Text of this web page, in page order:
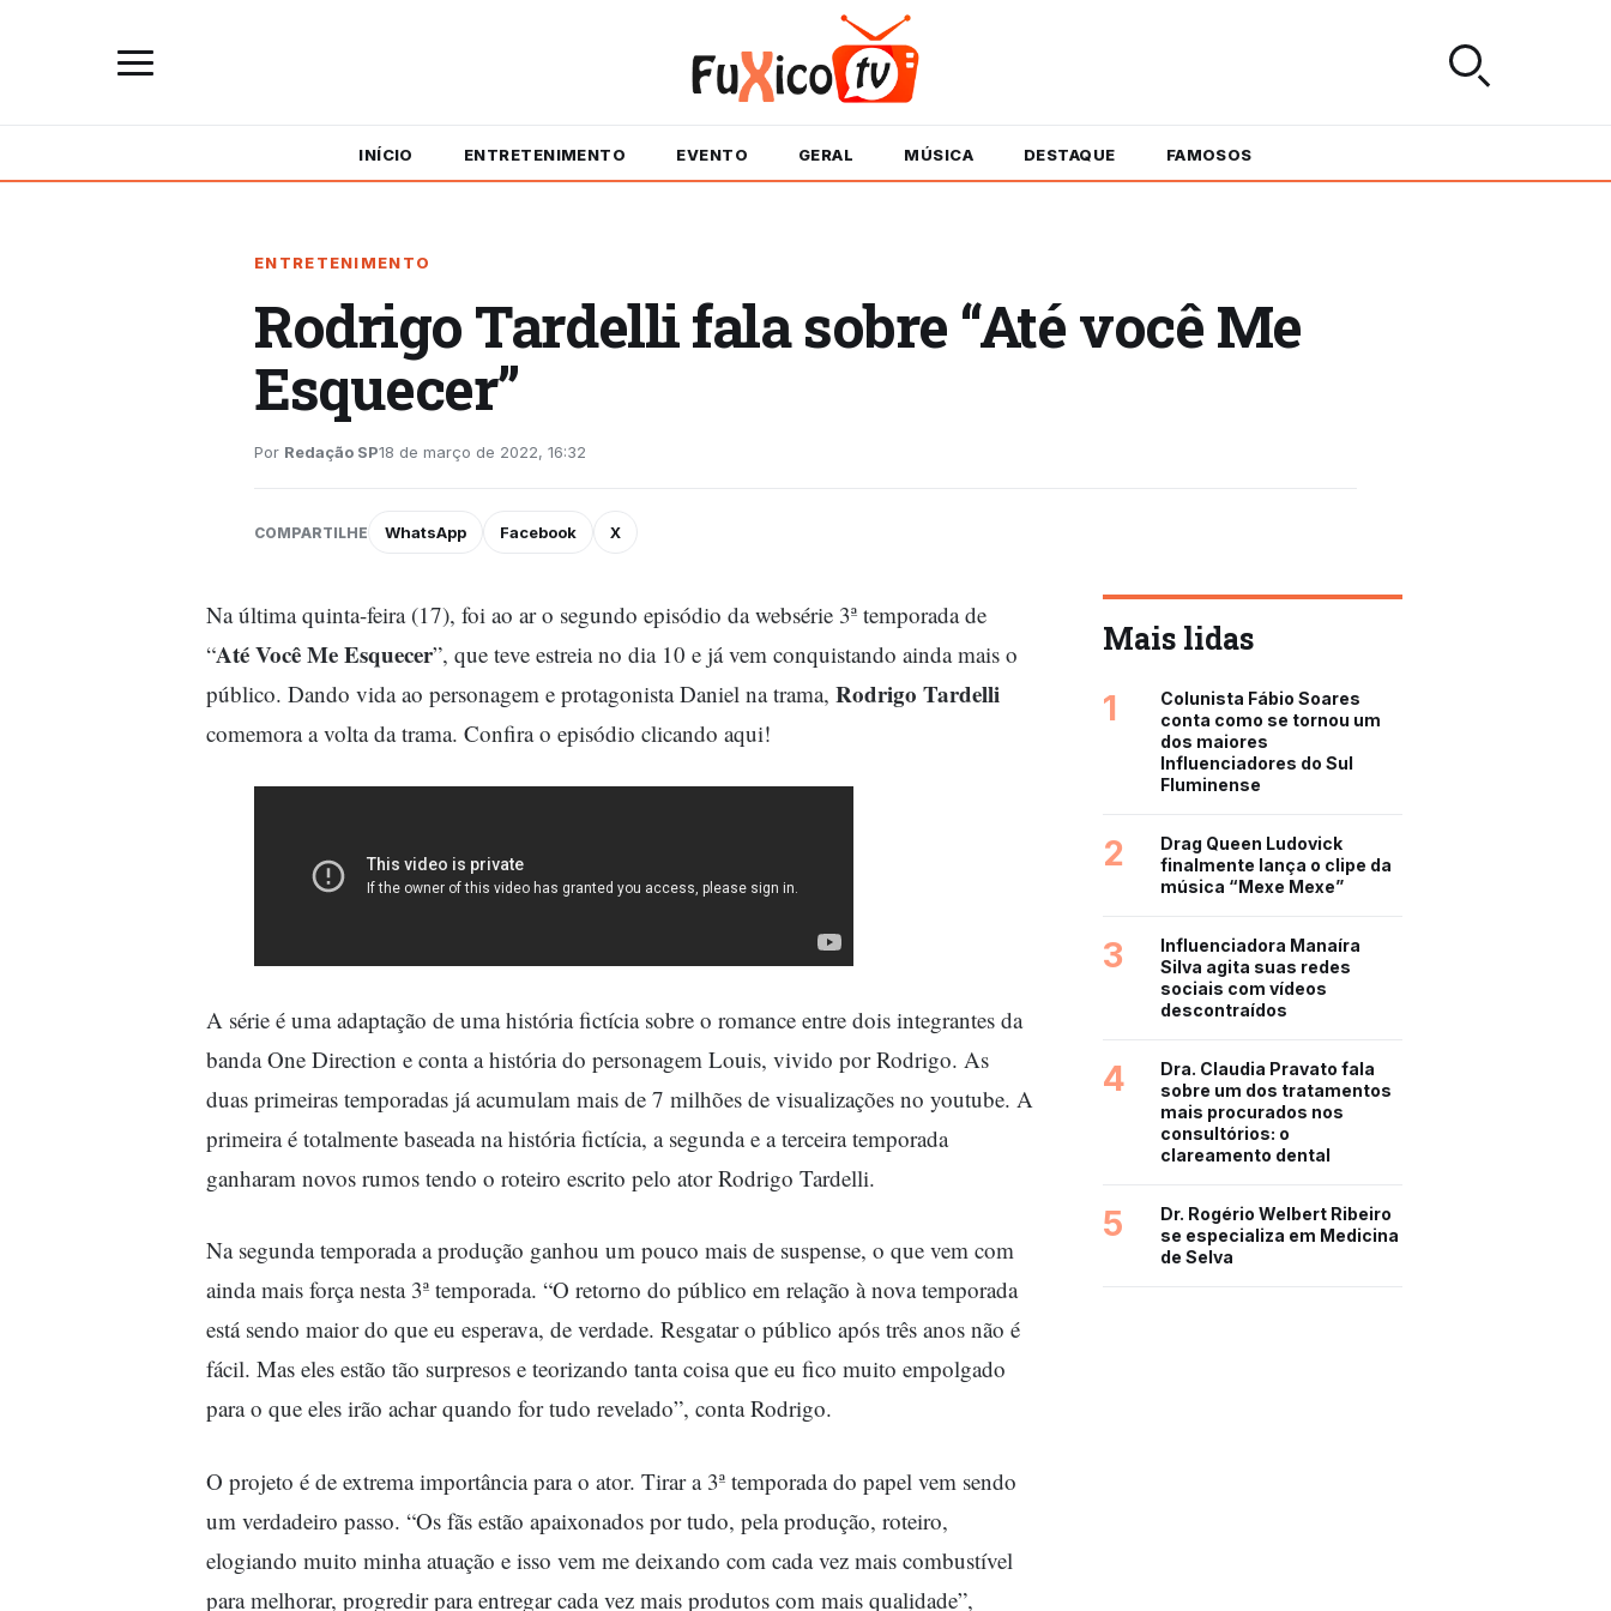
INÍCIO ENTRETENIMENTO EVENTO GERAL MÚSICA DESTAQUE FAMOSOS
ENTRETENIMENTO
Rodrigo Tardelli fala sobre “Até você Me
Esquecer”
Por Redação SP18 de março de 2022, 16:32
COMPARTILHE WhatsApp Facebook X
Na última quinta-feira (17), foi ao ar o segundo episódio da websérie 3ª temporada de
“Até Você Me Esquecer”, que teve estreia no dia 10 e já vem conquistando ainda mais o
público. Dando vida ao personagem e protagonista Daniel na trama, Rodrigo Tardelli
comemora a volta da trama. Confira o episódio clicando aqui!
A série é uma adaptação de uma história fictícia sobre o romance entre dois integrantes da
banda One Direction e conta a história do personagem Louis, vivido por Rodrigo. As
duas primeiras temporadas já acumulam mais de 7 milhões de visualizações no youtube. A
primeira é totalmente baseada na história fictícia, a segunda e a terceira temporada
ganharam novos rumos tendo o roteiro escrito pelo ator Rodrigo Tardelli.
Na segunda temporada a produção ganhou um pouco mais de suspense, o que vem com
ainda mais força nesta 3ª temporada. “O retorno do público em relação à nova temporada
está sendo maior do que eu esperava, de verdade. Resgatar o público após três anos não é
fácil. Mas eles estão tão surpresos e teorizando tanta coisa que eu fico muito empolgado
para o que eles irão achar quando for tudo revelado”, conta Rodrigo.
O projeto é de extrema importância para o ator. Tirar a 3ª temporada do papel vem sendo
um verdadeiro passo. “Os fãs estão apaixonados por tudo, pela produção, roteiro,
elogiando muito minha atuação e isso vem me deixando com cada vez mais combustível
para melhorar, progredir para entregar cada vez mais produtos com mais qualidade”,
Mais lidas
1
Colunista Fábio Soares
conta como se tornou um
dos maiores
Influenciadores do Sul
Fluminense
2
Drag Queen Ludovick
finalmente lança o clipe da
música “Mexe Mexe”
3
Influenciadora Manaíra
Silva agita suas redes
sociais com vídeos
descontraídos
4
Dra. Claudia Pravato fala
sobre um dos tratamentos
mais procurados nos
consultórios: o
clareamento dental
5
Dr. Rogério Welbert Ribeiro
se especializa em Medicina
de Selva